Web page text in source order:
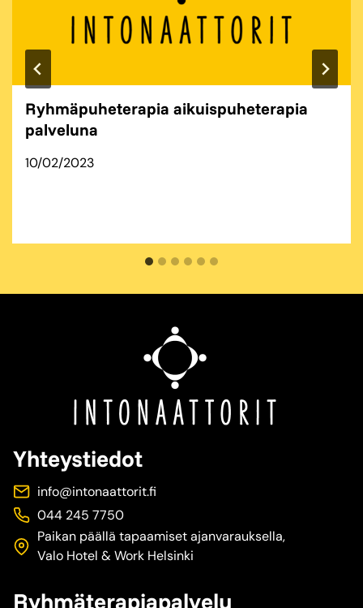
Ryhmäpuheterapia aikuispuheterapia
palveluna
10/02/2023
Yhteystiedot
info@intonaattorit.fi
044 245 7750
Paikan päällä tapaamiset ajanvarauksella,
Valo Hotel & Work Helsinki
Ryhmäterapiapalvelu